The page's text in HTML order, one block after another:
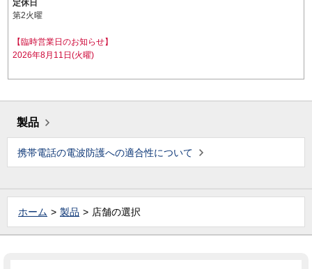
定休日
第2火曜
【臨時営業日のお知らせ】
2026年8月11日(火曜)
製品
携帯電話の電波防護への適合性について
ホーム 製品 店舗の選択